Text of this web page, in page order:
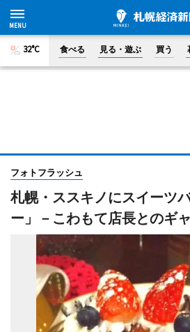
32°C 食べる 見る・遊ぶ 買う
フォトフラッシュ
札幌・ススキノにスイーツ
ー」－こわもて店長とのギ